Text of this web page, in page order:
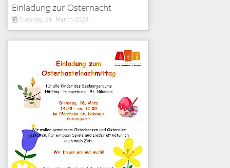
Einladung zur Osternacht
Tuesday, 26. March 2024